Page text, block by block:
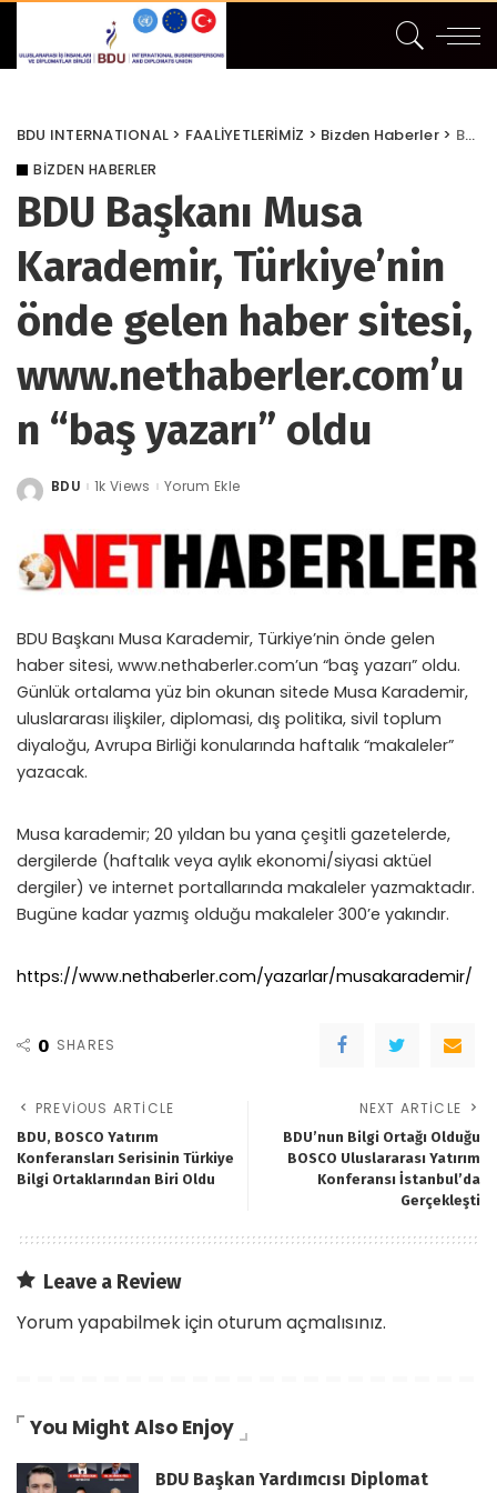
BDU INTERNATIONAL > FAALİYETLERİMİZ > Bizden Haberler> BDU Başkanı Musa Karademir, Türkiye’nin önde gelen haber sitesi, www.nethaberler.com’un “baş yazarı” oldu
BIZDEN HABERLER
BDU Başkanı Musa
Karademir, Türkiye’nin
önde gelen haber sitesi,
www.nethaberler.com’u
n “baş yazarı” oldu
Posted
BDU 1k Views Yorum Ekle
BDU Başkanı Musa Karademir, Türkiye’nin önde gelen
haber sitesi, www.nethaberler.com’un “baş yazarı” oldu.
Günlük ortalama yüz bin okunan sitede Musa Karademir,
uluslararası ilişkiler, diplomasi, dış politika, sivil toplum
diyaloğu, Avrupa Birliği konularında haftalık “makaleler”
yazacak.
Musa karademir; 20 yıldan bu yana çeşitli gazetelerde,
dergilerde (haftalık veya aylık ekonomi/siyasi aktüel
dergiler) ve internet portallarında makaleler yazmaktadır.
Bugüne kadar yazmış olduğu makaleler 300’e yakındır.
https://www.nethaberler.com/yazarlar/musakarademir/
0 SHARES
PREVIOUS ARTICLE
BDU, BOSCO Yatırım
Konferansları Serisinin Türkiye
Bilgi Ortaklarından Biri Oldu
NEXT ARTICLE
BDU’nun Bilgi Ortağı Olduğu
BOSCO Uluslararası Yatırım
Konferansı İstanbul’da
Gerçekleşti
Leave a Review
Yorum yapabilmek içinoturum açmalısınız.
You Might Also Enjoy
BDU Başkan Yardımcısı Diplomat